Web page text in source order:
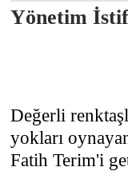
Yönetim
Değerli
yokları
Fatih Terim'i